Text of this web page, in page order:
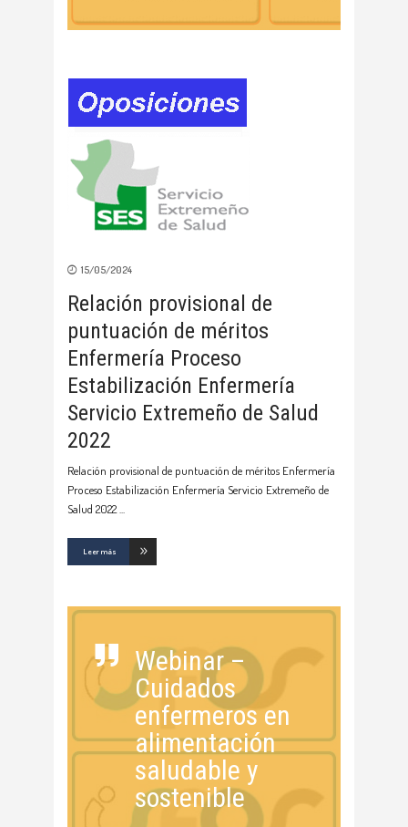
15/05/2024
Relación provisional de
puntuación de méritos
Enfermería Proceso
Estabilización Enfermería
Servicio Extremeño de Salud
2022
Relación provisional de puntuación de méritos Enfermería
Proceso Estabilización Enfermería Servicio Extremeño de
Salud 2022
Leer más
Webinar –
Cuidados
enfermeros en
alimentación
saludable y
sostenible